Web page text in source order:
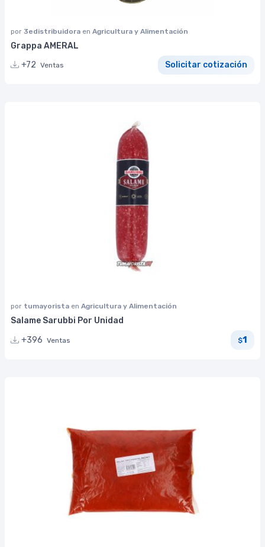
por 3edistribuidora en Agricultura y Alimentación
Grappa AMERAL
+72 Ventas Solicitar cotización
por tumayorista en Agricultura y Alimentación
Salame Sarubbi Por Unidad
+396 Ventas $1